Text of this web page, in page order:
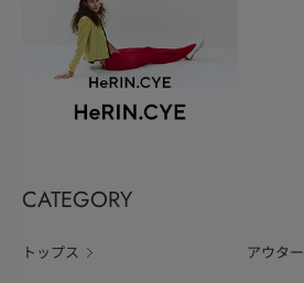
CATEGORY
トップス アウター